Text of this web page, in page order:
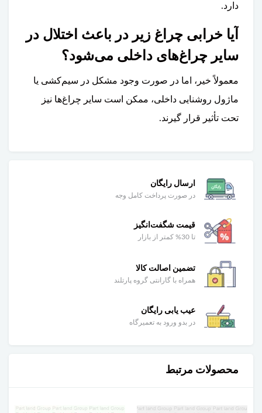
دارد.
آیا خرابی چراغ زیر در باعث اختلال در
سایر چراغ‌های داخلی می‌شود؟
معمولاً خیر، اما در صورت وجود مشکل در سیم‌کشی یا
ماژول روشنایی داخلی، ممکن است سایر چراغ‌ها نیز
تحت تأثیر قرار گیرند.
ارسال رایگان
در صورت پرداخت کامل وجه
قیمت شگفت‌انگیز
تا 30% کمتر از بازار
تضمین اصالت کالا
همراه با گارانتی گروه پارتلند
عیب یابی رایگان
در بدو ورود به تعمیرگاه
محصولات مرتبط